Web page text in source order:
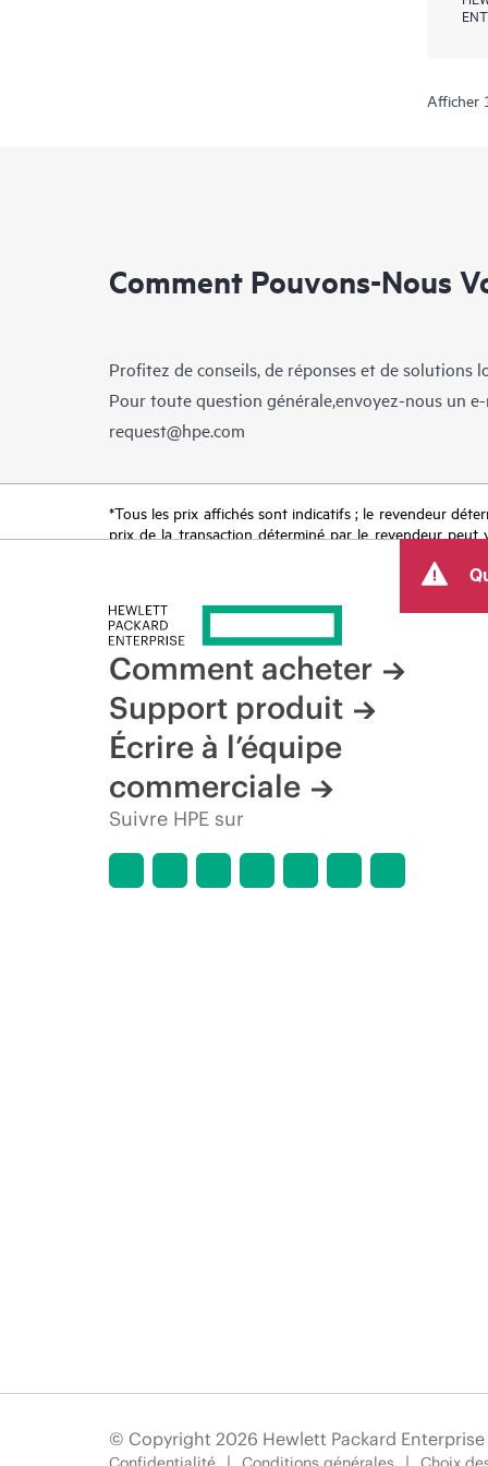
Afficher
Comment Pouvons-Nous
Profitez de conseils, de réponses et de solutions
Pour toute question générale,envoyez-nous un
request@hpe.com
*Tous les prix affichés sont indicatifs ; le revendeur
prix de la transaction déterminé par le revendeur
produit, la disponibilité restreinte d’un produit, la fin
Comment acheter
Support produit
Écrire à l’équipe
commerciale
Suivre HPE sur
© Copyright 2026 Hewlett Packard